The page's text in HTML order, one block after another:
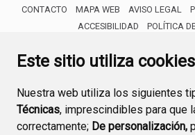
Este sitio utiliza cookies
Nuestra web utiliza los siguientes
Técnicas, imprescindibles para que
correctamente; De personalización,
CONTACTO MAPA WEB AVISO LEGAL
ACCESIBILIDAD
POLÍTICA